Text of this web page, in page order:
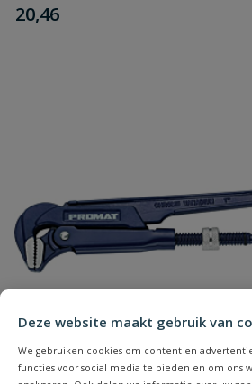
Deze website maakt gebruik van
We gebruiken cookies om content en
functies voor social media te bieden en om ons
€
20,46